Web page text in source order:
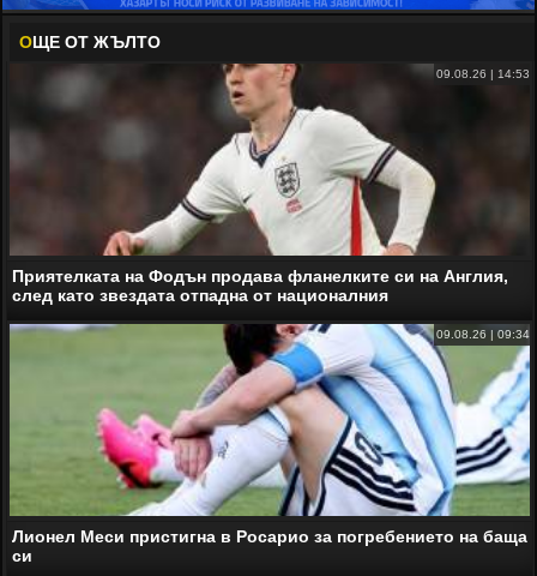
ОЩЕ ОТ ЖЪЛТО
09.08.26 | 14:53
Приятелката на Фодън продава фланелките си на Англия,
след като звездата отпадна от националния
09.08.26 | 09:34
Лионел Меси пристигна в Росарио за погребението на баща
си